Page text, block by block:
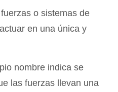
o sistemas de
en una única y
nombre indica se
las fuerzas llevan una